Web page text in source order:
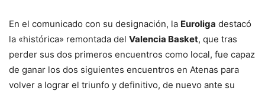
En el comunicado con su designación, la Euroliga destacó
la «histórica» remontada del Valencia Basket, que tras
perder sus dos primeros encuentros como local, fue capaz
de ganar los dos siguientes encuentros en Atenas para
volver a lograr el triunfo y definitivo, de nuevo ante su